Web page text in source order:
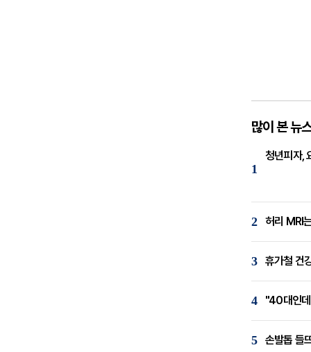
많이 본 뉴
1
청년피자,
2 허리 MRI
3 휴가철 건
4 "40대인
5 손발톱 들